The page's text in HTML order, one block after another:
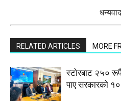
RELATED ARTICLES MORE
स्टाेरबाट २५०
पाए सरकारको